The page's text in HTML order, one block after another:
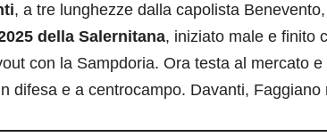
, a tre lunghezze dalla capolista
della Salernitana, iniziato male e finito
con la Sampdoria. Ora testa al mercato
difesa e a centrocampo. Davanti,